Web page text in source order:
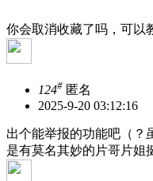
你会取消收藏了吗，可以
124# 匿名
2025-9-20 03:12:16
出个能举报的功能吧（？
是有莫名其妙的片哥片姐